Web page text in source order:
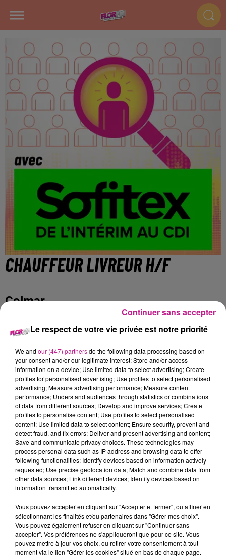
CHAUFFEUR LIVREUR H/F
Colmar
DESCRIPTION DE L'ENTREPRISE
Sofitex Colmar
Fort d'une expérience de plus de 30 ans dans les Ressources
Humaines, Sofitex est un réseau international de Travail
Temporaire et de Placement en CDI. Sofitex fonde sa
dynamique et son succès sur le professionnalisme de ses
équipes, sa forte réactivité et sa proximité.
DESCRIPTION DE L'OFFRE
Nous recrutons pour l'un de nos clients, un magasinier
chauffeur livreur H/F ayant pour missions :
le chargement de la camionnette
les opérations liées à la livraison des revendeurs en
véhicule utilitaire
le rangement dans le stock
Le respect de votre vie privée est notre priorité
We and our (447) partnersdo the following data processing based on
your consent and/or our legitimate interest: Store and/or access
information on a device; Use limited data to select advertising; Create
profiles for personalised advertising; Use profiles to select personalised
advertising; Measure advertising performance; Measure content
performance; Understand audiences through statistics or combinations
of data from different sources; Develop and improve services; Create
profiles to personalise content; Use profiles to select personalised
content; Use limited data to select content; Ensure security, prevent and
detect fraud, and fix errors; Deliver and present advertising and content;
Save and communicate privacy choices. These technologies may
process personal data such as IP address and browsing data to offer
following functionalities: Identify devices based on information actively
requested; Use precise geolocation data; Match and combine data from
other data sources; Link different devices; Identify devices based on
information transmitted automatically.
Vous pouvez accepter en cliquant sur "Accepter et fermer", ou affiner en
sélectionnant les finalités et/ou partenaires dans "Gérer mes choix".
Vous pouvez également refuser en cliquant sur "Continuer sans
accepter". Vos préférences ne s'appliqueront que pour ce site. Vous
pouvez mettre à jour vos choix, ou retirer votre consentement à tout
moment via le lien "Gérer les cookies" situé en bas de chaque page.
Continuer sans accepter